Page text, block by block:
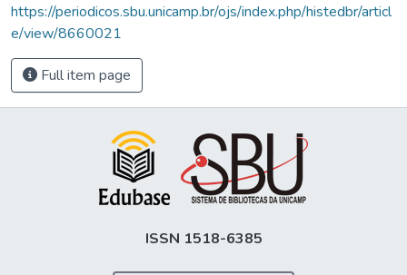
https://periodicos.sbu.unicamp.br/ojs/index.php/histedbr/articl
e/view/8660021
Full item page
ISSN 1518-6385